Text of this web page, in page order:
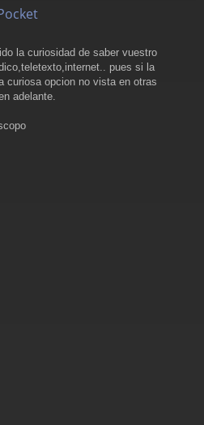
la curiosidad de saber vuestro
pues si la
curiosa opcion no vista en otras
adelante.